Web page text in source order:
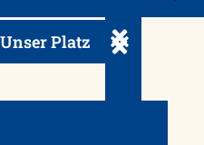
Unser Platz Untermenü